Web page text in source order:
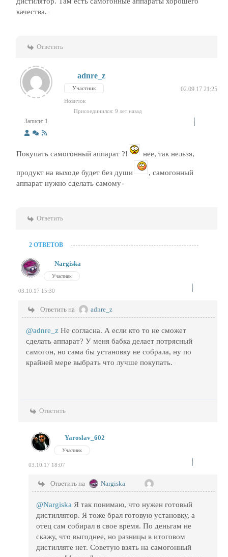
качества.
Ответить
Записи: 1
adnre_z
Участник 02.09.17 21:25
Новичок
Присоединился: 9 лет назад
Покупать самогонный аппарат ?! нее, так нельзя,
продукт на выходе будет без души
, самогонный
аппарат нужно сделать самому
Ответить
2 ОТВЕТОВ
Nargiska
Участник
03.10.17 15:30
Ответить на adnre_z
@adnre_z Не согласна. А если кто то не сможет
сделать аппарат? У меня бабка делает потрясный
самогон, но сама бы установку не собрала, ну по
крайней мере выбрать что лучше покупать.
Ответить
Yaroslav_602
Участник
03.10.17 18:07
Ответить на Nargiska
@Nargiska Я так понимаю, что нужен готовый
дистиллятор. Я тоже брал готовую установку, а
отец сам собирал в свое время. По деньгам не
скажу, что выгоднее, но разницы в итоговом
дистилляте нет. Советую взять на самогонный